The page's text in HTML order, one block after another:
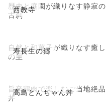
西教寺
歴史と庭園が織りなす静寂の
古刹
寿長生の郷
自然と和菓子が織りなす癒し
の里
高島とんちゃん丼
旨辛鶏肉で楽しむご当地絶品
丼